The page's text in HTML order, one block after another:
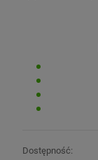
Dostępność: